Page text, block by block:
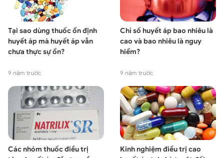
Tại sao dùng thuốc ổn định
huyết áp mà huyết áp vẫn
chưa thực sự ổn?
9 năm trước
Chỉ số huyết áp bao nhiêu là
cao và bao nhiêu là nguy
hiểm?
9 năm trước
Các nhóm thuốc điều trị
Kinh nghiệm điều trị cao